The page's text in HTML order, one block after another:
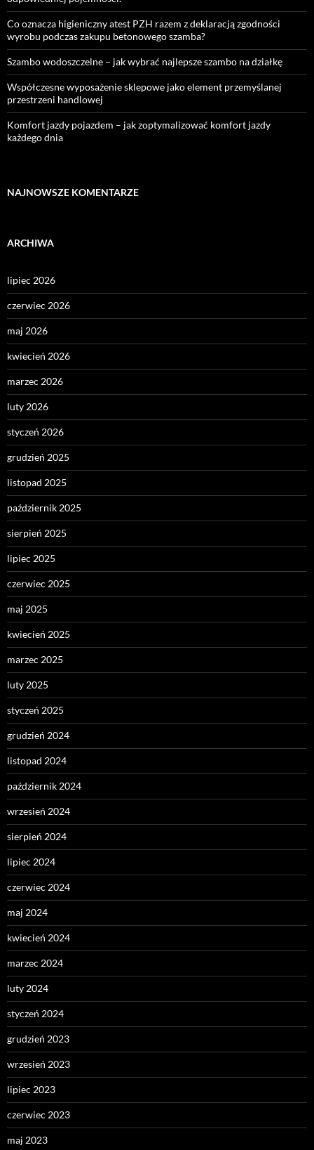
Co oznacza higieniczny atest PZH razem z deklaracją zgodności
wyrobu podczas zakupu betonowego szamba?
Szambo wodoszczelne – jak wybrać najlepsze szambo na działkę
Współczesne wyposażenie sklepowe jako element przemyślanej
przestrzeni handlowej
Komfort jazdy pojazdem – jak zoptymalizować komfort jazdy
każdego dnia
NAJNOWSZE KOMENTARZE
ARCHIWA
lipiec 2026
czerwiec 2026
maj 2026
kwiecień 2026
marzec 2026
luty 2026
styczeń 2026
grudzień 2025
listopad 2025
październik 2025
sierpień 2025
lipiec 2025
czerwiec 2025
maj 2025
kwiecień 2025
marzec 2025
luty 2025
styczeń 2025
grudzień 2024
listopad 2024
październik 2024
wrzesień 2024
sierpień 2024
lipiec 2024
czerwiec 2024
maj 2024
kwiecień 2024
marzec 2024
luty 2024
styczeń 2024
grudzień 2023
wrzesień 2023
lipiec 2023
czerwiec 2023
maj 2023